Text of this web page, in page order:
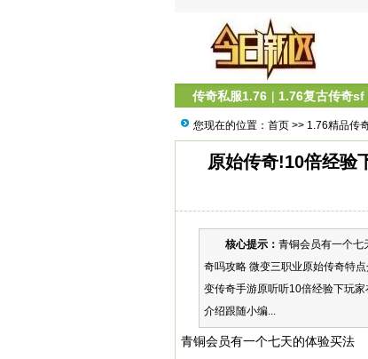
传奇私服1.76 | 1.76复古传奇sf
您现在的位置： 首页 >> 1.76精品传
原始传奇!10倍经验
核心提示： 青铜会员有一个七
奇吗攻略 微变三职业原始传奇特
变传奇手游原听听10倍经验下玩
介绍跟随小编...
青铜会员有一个七天的体验买法